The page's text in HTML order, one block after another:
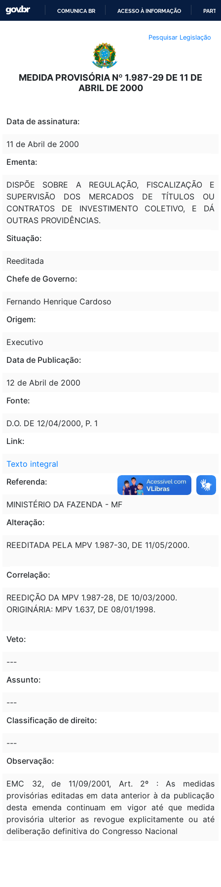
O
CONTEÚDO
COMUNICA BR ACESSO À INFORMAÇÃO
Pesquisar Legislação
MEDIDA PROVISÓRIA Nº 1.987-29 DE 11 DE
ABRIL DE 2000
Data de assinatura:
11 de Abril de 2000
Ementa:
DISPÕE SOBRE A REGULAÇÃO, FISCALIZAÇÃO E
SUPERVISÃO DOS MERCADOS DE TÍTULOS OU
CONTRATOS DE INVESTIMENTO COLETIVO, E DÁ
OUTRAS PROVIDÊNCIAS.
Situação:
Reeditada
Chefe de Governo:
Fernando Henrique Cardoso
Origem:
Executivo
Data de Publicação:
12 de Abril de 2000
Fonte:
D.O. DE 12/04/2000, P. 1
Link:
Texto integral
Referenda:
MINISTÉRIO DA FAZENDA - MF
Alteração:
REEDITADA PELA MPV 1.987-30, DE 11/05/2000.
Correlação:
REEDIÇÃO DA MPV 1.987-28, DE 10/03/2000.
ORIGINÁRIA: MPV 1.637, DE 08/01/1998.
Veto:
---
Assunto:
---
Classificação de direito:
---
Observação:
EMC 32, de 11/09/2001, Art. 2º : As medidas
provisórias editadas em data anterior à da publicação
desta emenda continuam em vigor até que medida
provisória ulterior as revogue explicitamente ou até
deliberação definitiva do Congresso Nacional